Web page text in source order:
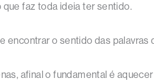
que faz toda ideia ter sentido.
encontrar o sentido das palavras
afinal o fundamental é aquecer